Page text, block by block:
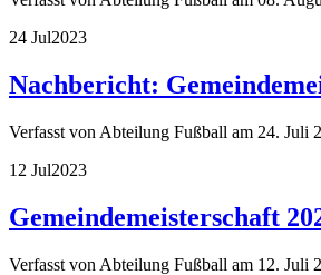
24 Jul2023
Nachbericht:
Verfasst von Abteilung Fußball am 24. Juli
12 Jul2023
Gemeindemeisterschaft
Verfasst von Abteilung Fußball am 12. Juli